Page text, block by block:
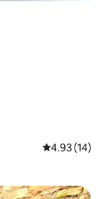
Calificación
4.93 (14)